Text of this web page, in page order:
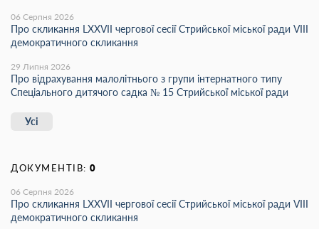
06 Серпня 2026
Про скликання LХХVІІ чергової сесії Стрийської міської ради VIII
демократичного скликання
29 Липня 2026
Про відрахування малолітнього з групи інтернатного типу
Спеціального дитячого садка № 15 Стрийської міської ради
Усі
ДОКУМЕНТІВ: 0
06 Серпня 2026
Про скликання LХХVІІ чергової сесії Стрийської міської ради VIII
демократичного скликання